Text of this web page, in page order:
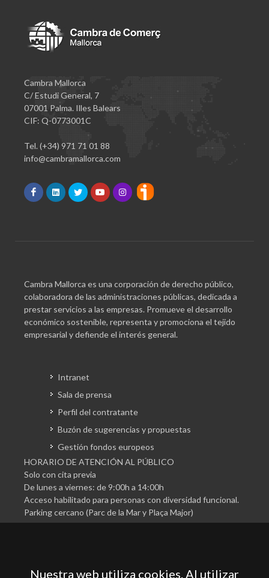
Cambra Mallorca
C/ Estudi General, 7
07001 Palma. Illes Balears
CIF: Q-0773001C
Tel. (+34) 971 71 01 88
info@cambramallorca.com
Cambra Mallorca es una corporación de derecho público,
colaboradora de las administraciones públicas, dedicada a
prestar servicios a las empresas. Promueve el desarrollo
económico sostenible, representa y promociona el tejido
empresarial y defiende el interés general.
Intranet
Sala de prensa
Perfil del contratante
Buzón de sugerencias y propuestas
Gestión fondos europeos
HORARIO DE ATENCIÓN AL PÚBLICO
Solo con cita previa
De lunes a viernes: de 9:00h a 14:00h
Acceso habilitado para personas con diversidad funcional.
Parking cercano (Parc de la Mar y Plaça Major)
Nuestra web utiliza cookies. Al utilizar